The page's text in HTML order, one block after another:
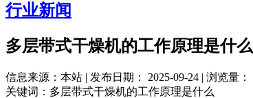
行业新闻
多层带式干燥机的工作原理是什么
信息来源：本站 | 发布日期： 2025-09-24 | 浏览量：
关键词：多层带式干燥机的工作原理是什么